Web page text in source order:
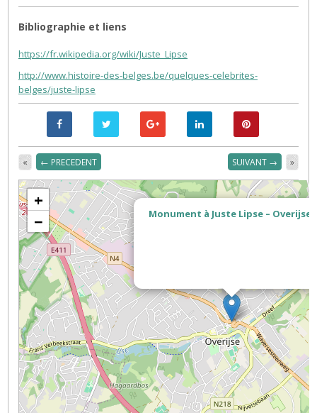
Bibliographie et liens
https://fr.wikipedia.org/wiki/Juste_Lipse
http://www.histoire-des-belges.be/quelques-celebrites-
belges/juste-lipse
« ← PRECEDENT SUIVANT → »
Monument à Juste Lipse – Overijse
+
−